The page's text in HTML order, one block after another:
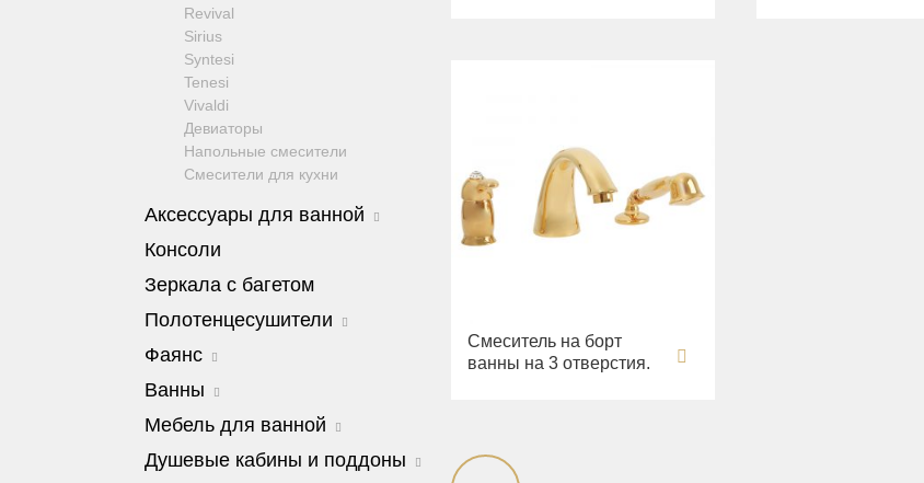
Revival
Sirius
Syntesi
Tenesi
Vivaldi
Девиаторы
Напольные смесители
Смесители для кухни
Аксессуары для ванной
Amerida
Cristalia
Dubai
Elisabetta
Fortis
Kvant
Luxor
Консоли
Зеркала с багетом
Полотенцесушители
Edera
Edward
Cleopatra
Фаянс
Charme
Биде
Сиденья
Ванны
Milady
Olivia
Мебель для ванной
Barocco
Душевые кабины и поддоны
Смеситель на борт
ванны на 3 отверстия.